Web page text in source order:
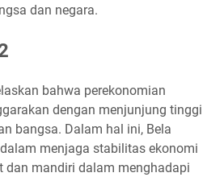
dan negara.
bahwa perekonomian
dengan menjunjung tinggi
bangsa. Dalam hal ini, Bela
menjaga stabilitas ekonomi
dan mandiri dalam menghadapi